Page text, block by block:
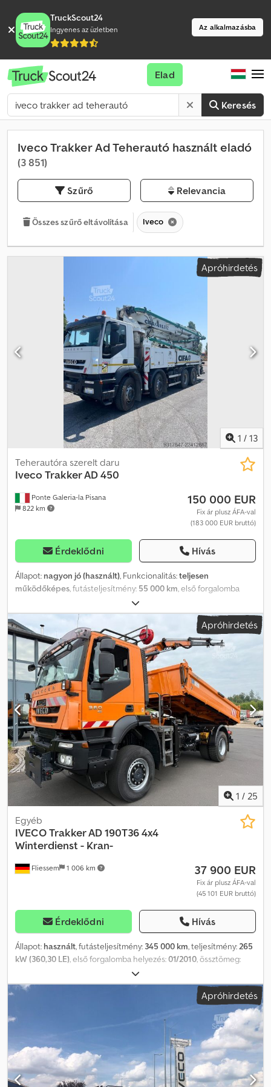
TruckScout24
Ingyenes az üzletben Az alkalmazásba
Keresés
Elad
Iveco Trakker Ad Teherautó használt eladó
(3 851)
Szűrő Relevancia
Összes szűrő eltávolítása Iveco
Apróhirdetés
1 / 13
Ponte Galeria-la Pisana
822 km
Teherautóra szerelt daru
IvecoTrakker AD 450
150 000 EUR
Fix ár plusz ÁFA-val
(183 000 EUR bruttó)
Érdeklődni Hívás
Állapot: nagyon jó (használt), Funkcionalitás:teljesen
működőképes, futásteljesítmény: 55 000 km, első forgalomba
, üzemanyagtípus:
maximális teherbírás:320 kg, össztömeg:320 kg, üzemanyag:dízel,
kibocsátási osztály:Euro 5 , Gyártási év: , üzemórák:1 200 h,
Betonszivattyú, alacsony futásteljesítménnyel és üzemórával.
Dkodpozn Un Nsfx Ak Usr
Apróhirdetés
1 / 25
Fliessem 1 006 km
Egyéb
IVECOTrakker AD 190T36 4x4
Winterdienst - Kran-
37 900 EUR
Fix ár plusz ÁFA-val
(45 101 EUR bruttó)
Érdeklődni Hívás
Állapot: használt, futásteljesítmény: 345 000 km, teljesítmény: 265
kW (360,30 LE) , első forgalomba helyezés:01/2010 , össztömeg:
dízel, szín:
tengelyelrendezés:2 tengely, hajtástípus:mechanikai,
2 430 mm, raktér
, teljes szélesség:
2 500 mm
3 700 mm , Felszereltség:
ABS, daru,
légkondicionálás, összkerékhajtás
, * Iveco Trakker AD 190T36
W/P – téli szolgálatra szerelt – Meiller billenőplatóval – Terex TLC
65.2 daru távirányítással * Terex TLC 65.2 daru * Távirányító *
Magasemelés * 2x hidraulikus kitolás * Markoló vezérlés *
Apróhirdetés